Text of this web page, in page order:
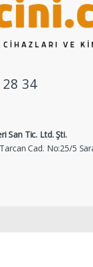
34
San Tic. Ltd. Şti.
Cad. No:25/5